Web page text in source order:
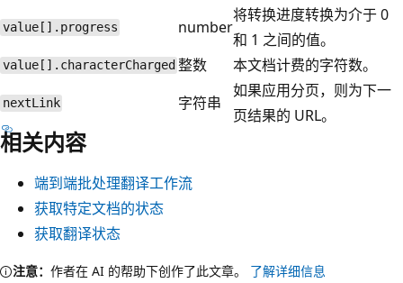
value[].progress number
将转换进度转换为介于 0
和 1 之间的值。
value[].characterCharged 整数 本文档计费的字符数。
nextLink 字符串
如果应用分页，则为下一
页结果的 URL。
相关内容
端到端批处理翻译工作流
获取特定文档的状态
获取翻译状态
注意： 作者在 AI 的帮助下创作了此文章。 了解详细信息